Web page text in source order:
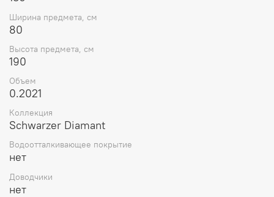
Ширина предмета, см
80
Высота предмета, см
190
Объем
0.2021
Коллекция
Schwarzer Diamant
Водоотталкивающее покрытие
нет
Доводчики
нет